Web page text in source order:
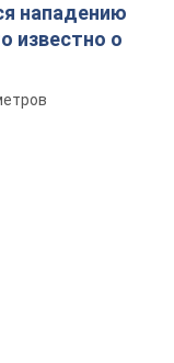
нападению
известно о